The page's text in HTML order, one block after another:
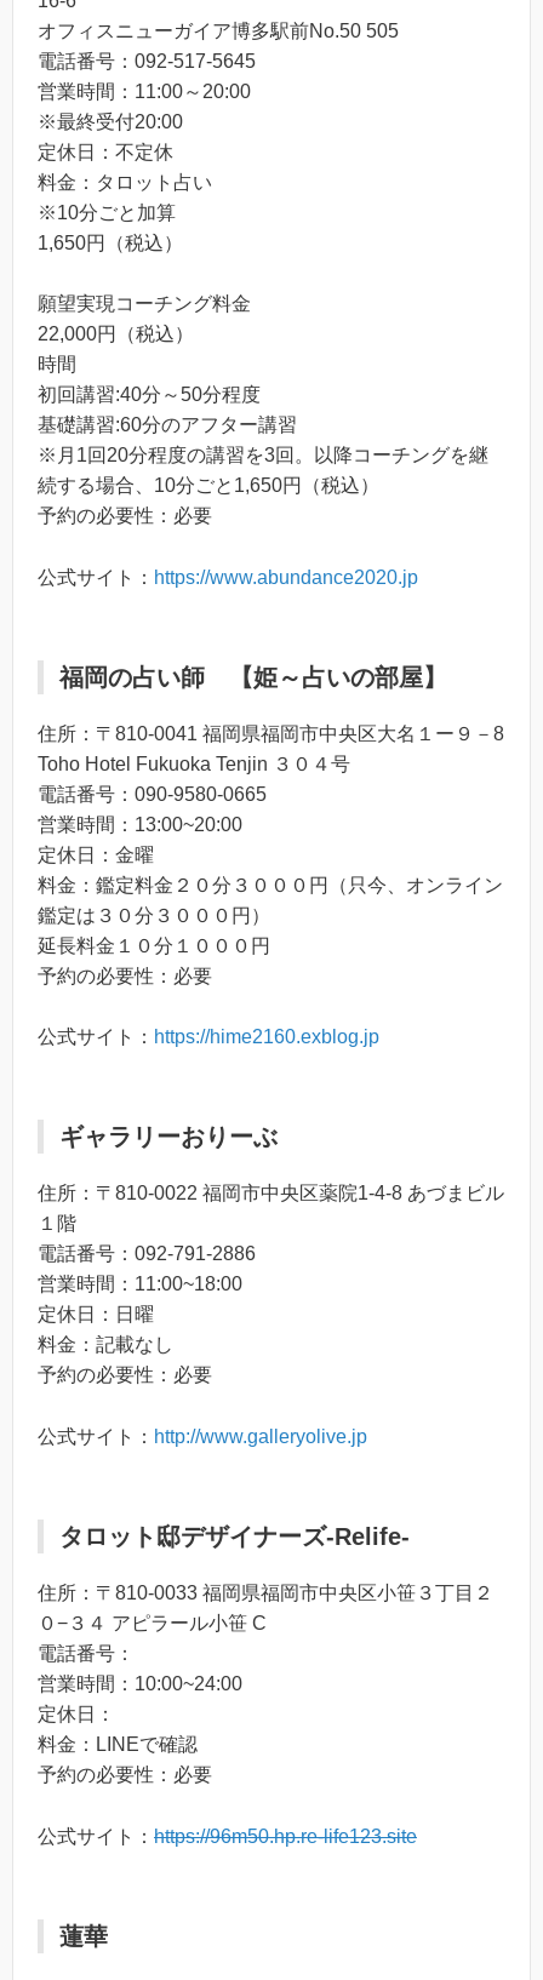
オフィスニューガイア博多駅前No.50 505
電話番号：092-517-5645
営業時間：11:00～20:00
※最終受付20:00
定休日：不定休
料金：タロット占い
※10分ごと加算
1,650円（税込）
願望実現コーチング料金
22,000円（税込）
時間
初回講習:40分～50分程度
基礎講習:60分のアフター講習
※月1回20分程度の講習を3回。以降コーチングを継
続する場合、10分ごと1,650円（税込）
予約の必要性：必要
公式サイト： https://www.abundance2020.jp
福岡の占い師 【姫～占いの部屋】
住所：〒810-0041 福岡県福岡市中央区大名１ー９－8
Toho Hotel Fukuoka Tenjin ３０４号
電話番号：090-9580-0665
営業時間：13:00~20:00
定休日：金曜
料金：鑑定料金２０分３０００円（只今、オンライン
鑑定は３０分３０００円）
延長料金１０分１０００円
予約の必要性：必要
公式サイト： https://hime2160.exblog.jp
ギャラリーおりーぶ
住所：〒810-0022 福岡市中央区薬院1-4-8 あづまビル
１階
電話番号：092-791-2886
営業時間：11:00~18:00
定休日：日曜
料金：記載なし
予約の必要性：必要
公式サイト： http://www.galleryolive.jp
タロット邸デザイナーズ-Relife-
住所：〒810-0033 福岡県福岡市中央区小笹３丁目２
０−３４ アピラール小笹 C
電話番号：
営業時間：10:00~24:00
定休日：
料金：LINEで確認
予約の必要性：必要
公式サイト： https://96m50.hp.re-life123.site
蓮華